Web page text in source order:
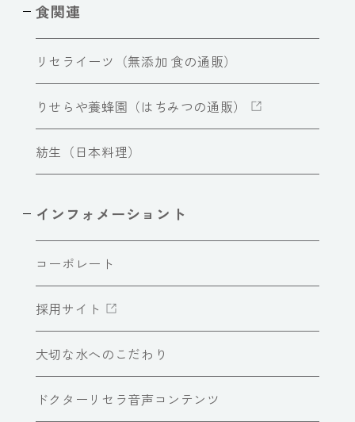
食関連
リセライーツ（無添加 食の通販）
りせらや養蜂園（はちみつの通販）
紡生（日本料理）
インフォメーショント
コーポレート
採用サイト
大切な水へのこだわり
ドクターリセラ音声コンテンツ